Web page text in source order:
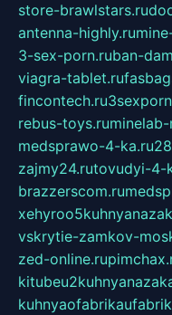
store-brawlstars.ru
antenna-highly.ru
3-sex-porn.ruban-
viagra-tablet.ru
fincontech.ru
rebus-toys.ru
medsprawo-4-ka.ru
zajmy24.rutovudyi-4-
brazzerscom.ru
vskrytie-zamkov-
zed-online.ru